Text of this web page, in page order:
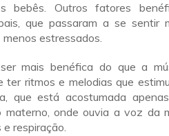
bebês. Outros fatores
que passaram a se sentir
estressados.
mais benéfica do que a
ter ritmos e melodias que
que está acostumada
materno, onde ouvia a voz da
respiração.